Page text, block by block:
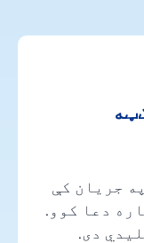
جریان کې
دعا کوو.
دی.